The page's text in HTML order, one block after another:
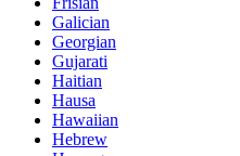
Galician
Georgian
Gujarati
Haitian
Hausa
Hawaiian
Hebrew